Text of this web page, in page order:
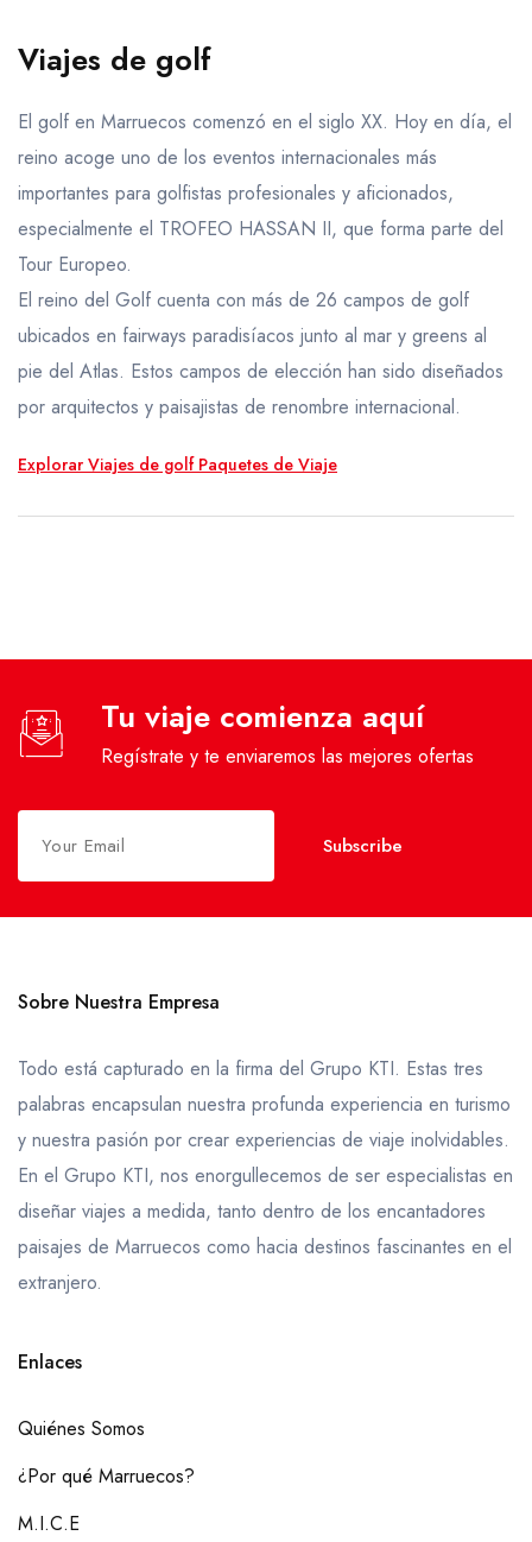
VIAJES A MEDIDA
Viajes de golf
El golf en Marruecos comenzó en el siglo XX. Hoy en día, el
reino acoge uno de los eventos internacionales más
importantes para golfistas profesionales y aficionados,
especialmente el TROFEO HASSAN II, que forma parte del
Tour Europeo.
El reino del Golf cuenta con más de 26 campos de golf
ubicados en fairways paradisíacos junto al mar y greens al
pie del Atlas. Estos campos de elección han sido diseñados
por arquitectos y paisajistas de renombre internacional.
Explorar Viajes de golf Paquetes de Viaje
Tu viaje comienza aquí
Regístrate y te enviaremos las mejores ofertas
Subscribe
Sobre Nuestra Empresa
Todo está capturado en la firma del Grupo KTI. Estas tres
palabras encapsulan nuestra profunda experiencia en turismo
y nuestra pasión por crear experiencias de viaje inolvidables.
En el Grupo KTI, nos enorgullecemos de ser especialistas en
diseñar viajes a medida, tanto dentro de los encantadores
paisajes de Marruecos como hacia destinos fascinantes en el
extranjero.
Enlaces
Quiénes Somos
¿Por qué Marruecos?
M.I.C.E